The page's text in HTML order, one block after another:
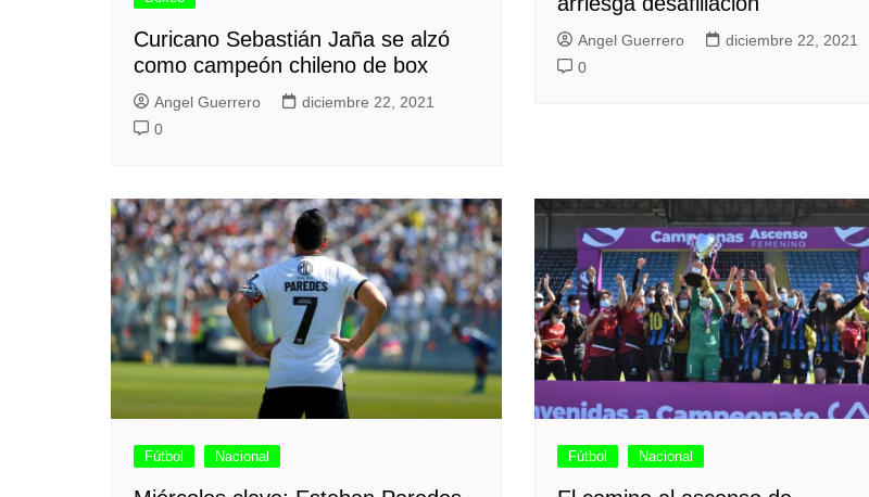
Curicano Sebastián Jaña se alzó
como campeón chileno de box
Angel Guerrero
diciembre 22, 2021
0
Angel Guerrero
diciembre 22, 2021
0
Fútbol Nacional Fútbol Nacional